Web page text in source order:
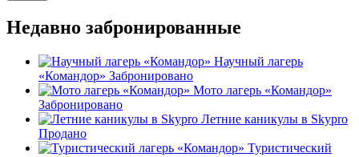
Недавно забронированные
Научный лагерь
«Командор» Забронировано
Мото лагерь «Командор»
Забронировано
Летние каникулы в Skypro
Продано
Туристический